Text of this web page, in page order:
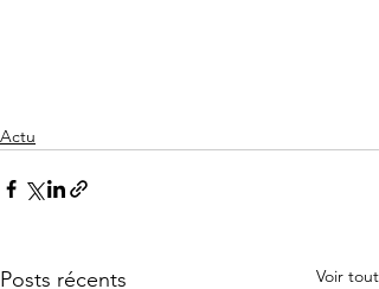
Actu
Posts récents Voir tout